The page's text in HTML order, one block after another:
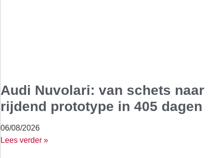
Audi Nuvolari: van schets naar
rijdend prototype in 405 dagen
06/08/2026
Lees verder »